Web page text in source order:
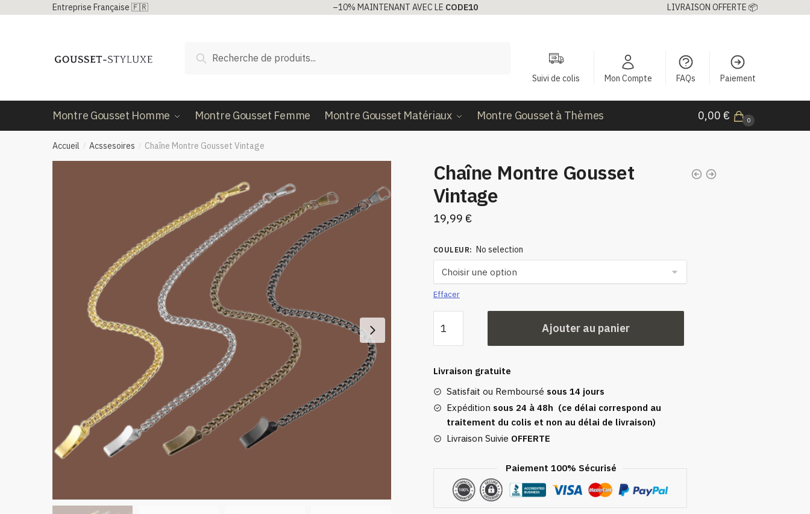
Entreprise Française 🇫🇷 –10% MAINTENANT AVEC LE CODE10 LIVRAISON OFFERTE 📦
pour :
Recherche
Suivi de colis Mon Compte FAQs Paiement
Montre Gousset Homme Montre Gousset Femme Montre Gousset Matériaux Montre Gousset à Thèmes 0,00 € 0
Accueil / Acssesoires / Chaîne Montre Gousset Vintage
Chaîne Montre Gousset
Vintage
19,99 €
COULEUR: No selection
Effacer
de
Chaîne
Gousset
Vintage
Ajouter au panier
Livraison gratuite
Satisfait ou Remboursé sous 14 jours
Expédition sous 24 à 48h (ce délai correspond au
traitement du colis et non au délai de livraison)
Livraison Suivie OFFERTE
Paiement 100% Sécurisé